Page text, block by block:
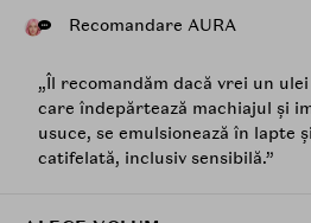
Recomandare AURA
„Îl recomandăm dacă vrei un
care îndepărtează machiajul și
usuce, se emulsionează în lapte
catifelată, inclusiv sensibilă.”